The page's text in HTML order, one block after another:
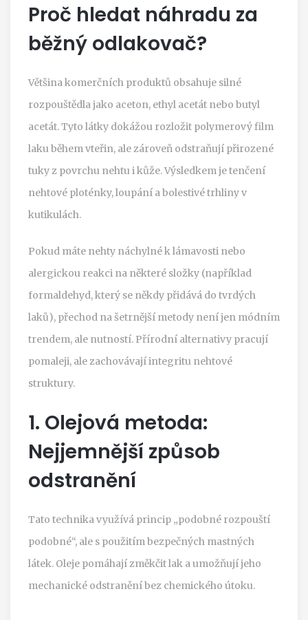
Proč hledat náhradu za
běžný odlakovač?
Většina komerčních produktů obsahuje silné
rozpouštědla jako aceton, ethyl acetát nebo butyl
acetát. Tyto látky dokážou rozložit polymerový film
laku během vteřin, ale zároveň odstraňují přirozené
tuky z povrchu nehtu i kůže. Výsledkem je tenčení
nehtové ploténky, loupání a bolestivé trhliny v
kutikulách.
Pokud máte nehty náchylné k lámavosti nebo
alergickou reakci na některé složky (například
formaldehyd, který se někdy přidává do tvrdých
laků), přechod na šetrnější metody není jen módním
trendem, ale nutností. Přírodní alternativy pracují
pomaleji, ale zachovávají integritu nehtové
struktury.
1. Olejová metoda:
Nejjemnější způsob
odstranění
Tato technika využívá princip „podobné rozpouští
podobné“, ale s použitím bezpečných mastných
látek. Oleje pomáhají změkčit lak a umožňují jeho
mechanické odstranění bez chemického útoku.